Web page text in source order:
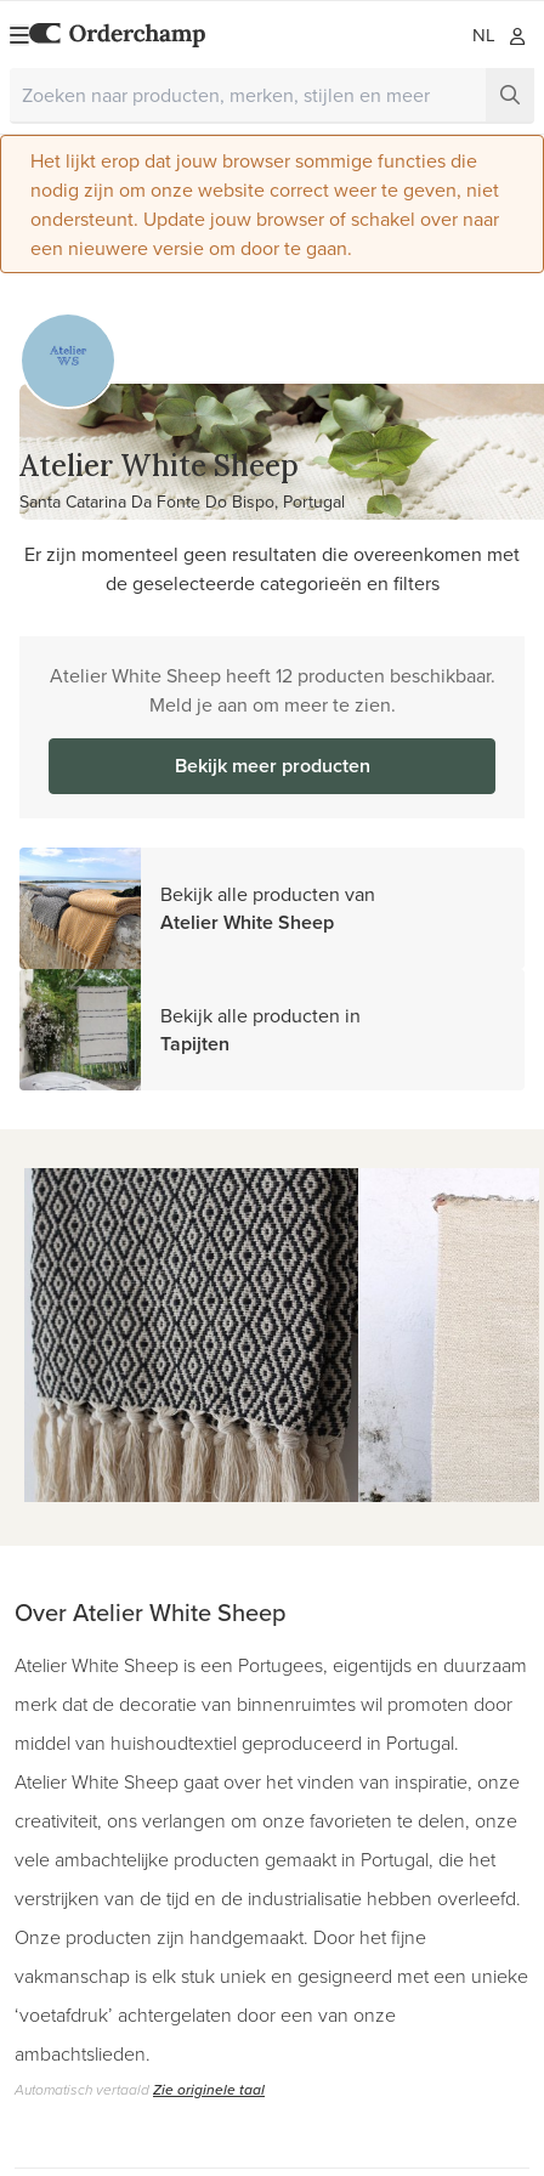
NL
Het lijkt erop dat jouw browser sommige functies die
nodig zijn om onze website correct weer te geven, niet
ondersteunt. Update jouw browser of schakel over naar
een nieuwere versie om door te gaan.
Atelier White Sheep
Santa Catarina Da Fonte Do Bispo, Portugal
Er zijn momenteel geen resultaten die overeenkomen met
de geselecteerde categorieën en filters
Atelier White Sheep heeft 12 producten beschikbaar.
Meld je aan om meer te zien.
Bekijk meer producten
Bekijk alle producten van
Atelier White Sheep
Bekijk alle producten in
Tapijten
Over Atelier White Sheep
Atelier White Sheep is een Portugees, eigentijds en duurzaam
merk dat de decoratie van binnenruimtes wil promoten door
middel van huishoudtextiel geproduceerd in Portugal.
Atelier White Sheep gaat over het vinden van inspiratie, onze
creativiteit, ons verlangen om onze favorieten te delen, onze
vele ambachtelijke producten gemaakt in Portugal, die het
verstrijken van de tijd en de industrialisatie hebben overleefd.
Onze producten zijn handgemaakt. Door het fijne
vakmanschap is elk stuk uniek en gesigneerd met een unieke
‘voetafdruk’ achtergelaten door een van onze
ambachtslieden.
Automatisch vertaaldZie originele taal